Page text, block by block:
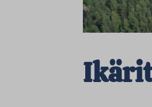
Ikärit